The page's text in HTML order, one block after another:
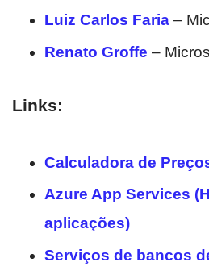
Luiz Carlos Faria –
Renato Groffe –
Links:
Calculadora de
Azure App Services
aplicações)
Serviços de bancos